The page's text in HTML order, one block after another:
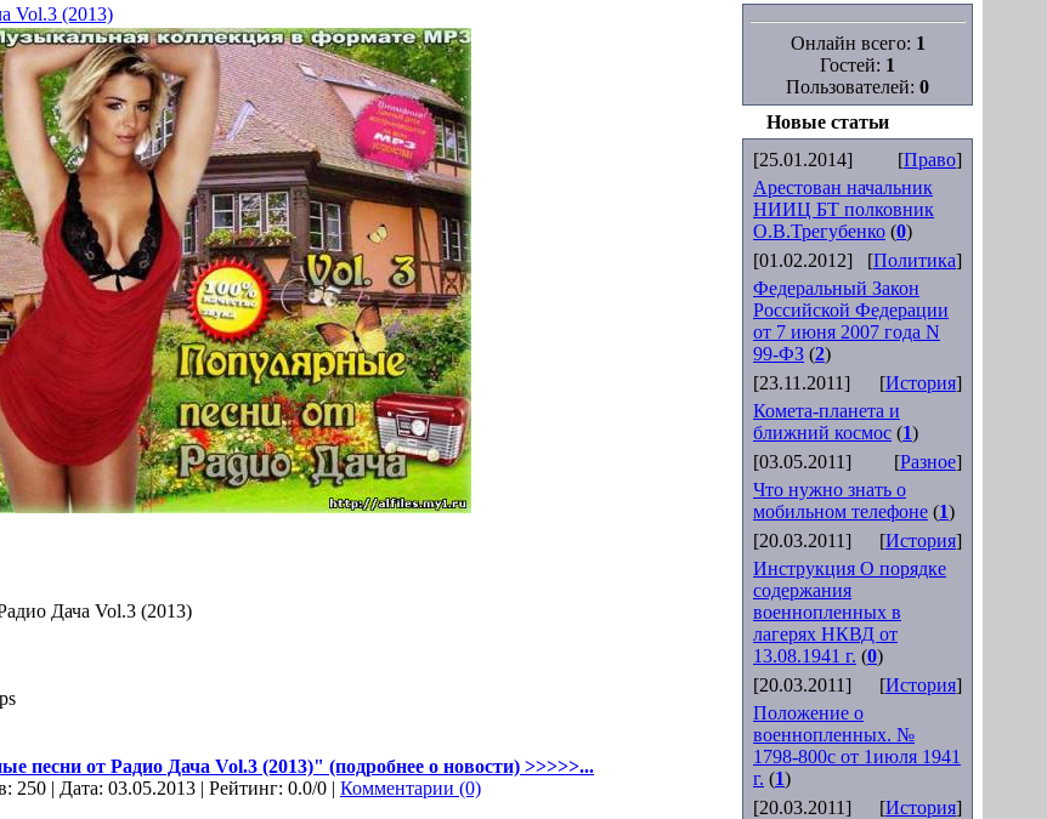
Vol.3 (2013)
Дача Vol.3 (2013)
песни от Радио Дача Vol.3 (2013)" (подробнее о новости) >>>>>...
250 | Дата: 03.05.2013 | Рейтинг: 0.0/0 | Комментарии (0)
Онлайн всего: 1
Гостей: 1
Пользователей: 0
Новые статьи
[25.01.2014]
[Право]
Арестован начальник
НИИЦ БТ полковник
О.В.Трегубенко (0)
[01.02.2012]
[Политика]
Федеральный Закон
Российской Федерации
от 7 июня 2007 года N
99-ФЗ (2)
[23.11.2011]
[История]
Комета-планета и
ближний космос (1)
[03.05.2011]
[Разное]
Что нужно знать о
мобильном телефоне (1)
[20.03.2011]
[История]
Инструкция О порядке
содержания
военнопленных в
лагерях НКВД от
13.08.1941 г. (0)
[20.03.2011]
[История]
Положение о
военнопленных. №
1798-800с от 1июля 1941
г. (1)
[20.03.2011]
[История]